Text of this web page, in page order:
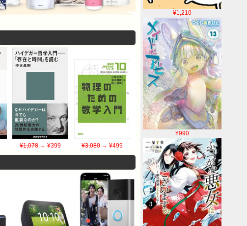
¥1,210
¥990
¥1,078 → ¥399 ¥3,080→ ¥499